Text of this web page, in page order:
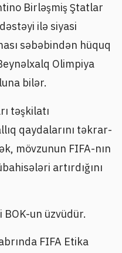
Birləşmiş Ştatlar
ilə siyasi
səbəbindən hüquq
Olimpiya
bilər.
təşkilatı
qaydalarını təkrar-
mövzunun FIFA-nın
artırdığını
un üzvüdür.
FIFA Etika